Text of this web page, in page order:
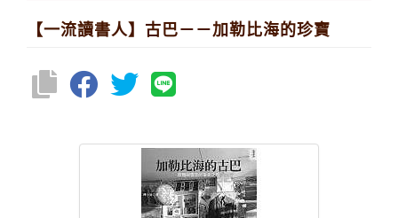
【一流讀書人】古巴－－加勒比海的珍寶